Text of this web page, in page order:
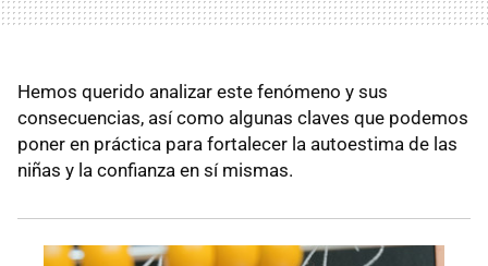
Hemos querido analizar este fenómeno y sus
consecuencias, así como algunas claves que podemos
poner en práctica para fortalecer la autoestima de las
niñas y la confianza en sí mismas.